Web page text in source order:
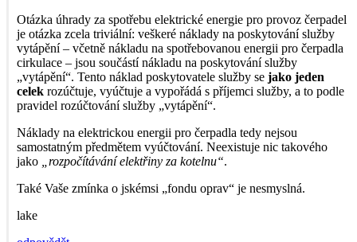
Otázka úhrady za spotřebu elektrické energie pro provoz čerpadel
je otázka zcela triviální: veškeré náklady na poskytování služby
vytápění – včetně nákladu na spotřebovanou energii pro čerpadla
cirkulace – jsou součástí nákladu na poskytování služby
„vytápění“. Tento náklad poskytovatele služby se jako jeden
celek rozúčtuje, vyúčtuje a vypořádá s příjemci služby, a to podle
pravidel rozúčtování služby „vytápění“.
Náklady na elektrickou energii pro čerpadla tedy nejsou
samostatným předmětem vyúčtování. Neexistuje nic takového
jako
„rozpočítávání elektřiny za kotelnu“.
Také Vaše zmínka o jskémsi „fondu oprav“ je nesmyslná.
lake